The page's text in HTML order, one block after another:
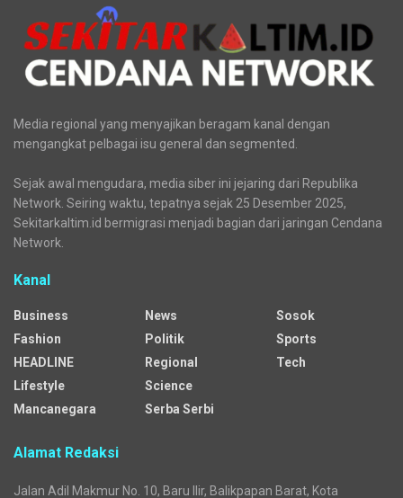
Media regional yang menyajikan beragam kanal dengan
mengangkat pelbagai isu general dan segmented.
Sejak awal mengudara, media siber ini jejaring dari Republika
Network. Seiring waktu, tepatnya sejak 25 Desember 2025,
Sekitarkaltim.id bermigrasi menjadi bagian dari jaringan Cendana
Network.
Kanal
Business
Fashion
HEADLINE
Lifestyle
Mancanegara
News
Politik
Regional
Science
Serba Serbi
Sosok
Sports
Tech
Alamat Redaksi
Jalan Adil Makmur No. 10, Baru Ilir, Balikpapan Barat, Kota